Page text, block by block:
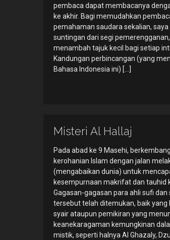
pembaca dapat membacanya
ke akhir. Bagi memudahkan
pemahaman saudara sekalian,
suntingan dari segi
menambah tajuk kecil bagi setiap
Kandungan perbincangan (yang
Bahasa Indonesia ini) […]
Misteri Al Hallaj
Pada abad ke 9 Masehi,
kerohanian Islam dengan jalan
(mengabaikan dunia) untuk
kesempurnaan makrifat dan tauhid
Gagasan-gagasan para ahli sufi dan
tersebut telah ditemukan, baik yang
syair ataupun pemikiran yang
keanekaragaman kemungkinan
mistik, seperti halnya Al Ghazaly,